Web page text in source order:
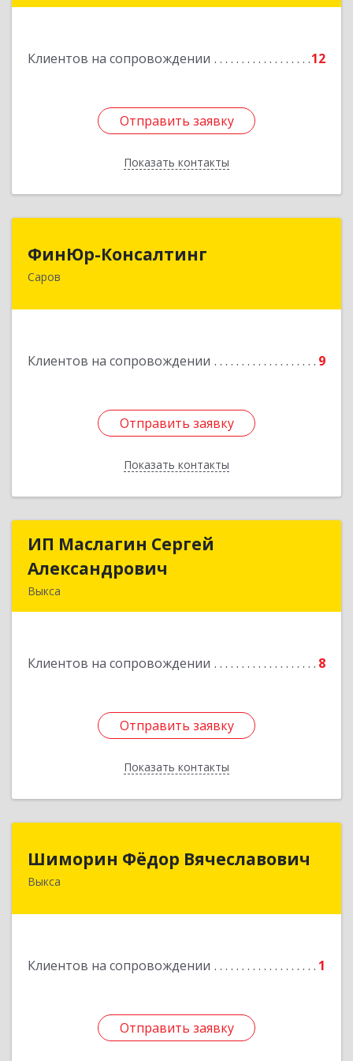
Клиентов на сопровождении 12
Отправить заявку
Показать контакты
Отправить заявку
Назад
ФинЮр-Консалтинг
Саров
Клиентов на сопровождении 9
Отправить заявку
Показать контакты
Отправить заявку
Назад
ИП Маслагин Сергей
Александрович
Выкса
Клиентов на сопровождении 8
Отправить заявку
Показать контакты
ИП Маслагин Сергей
Подробнее
Отправить заявку
Назад
Шиморин Фёдор Вячеславович
Выкса
Клиентов на сопровождении 1
Отправить заявку
Шиморин Фёдор Вячеславович
Отправить заявку